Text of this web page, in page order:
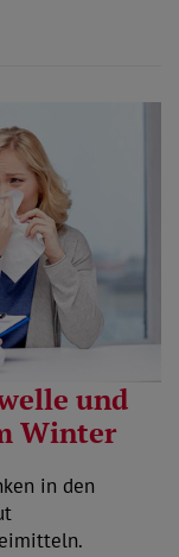
und
Winter
in den